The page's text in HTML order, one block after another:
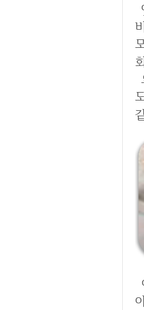
옛날과 다르게
요즘은 식단과
이번 포스팅에